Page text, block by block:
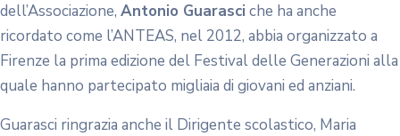
dell’Associazione, Antonio Guarasci che ha anche
ricordato come l’ANTEAS, nel 2012, abbia organizzato a
Firenze la prima edizione del Festival delle Generazioni alla
quale hanno partecipato migliaia di giovani ed anziani.
Guarasci ringrazia anche il Dirigente scolastico, Maria